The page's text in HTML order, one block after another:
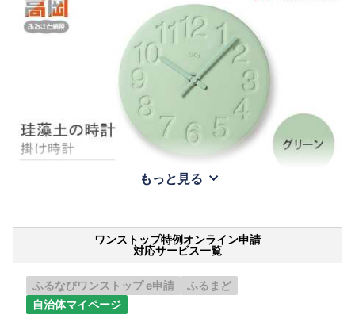
もっと見る
ワンストップ特例オンライン申請
対応サービス一覧
ふるなびワンストップ e申請
ふるまど
自治体マイページ